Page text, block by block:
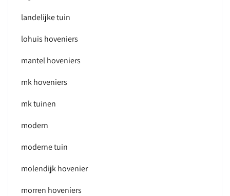
landelijke tuin
lohuis hoveniers
mantel hoveniers
mk hoveniers
mk tuinen
modern
moderne tuin
molendijk hovenier
morren hoveniers